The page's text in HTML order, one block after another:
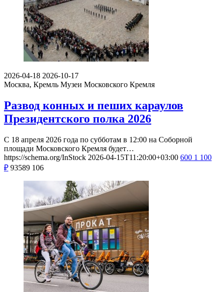
2026-04-18 2026-10-17
Москва, Кремль Музеи Московского Кремля
Развод конных и пеших караулов
Президентского полка 2026
С 18 апреля 2026 года по субботам в 12:00 на Соборной
площади Московского Кремля будет…
https://schema.org/InStock 2026-04-15T11:20:00+03:00 600 1 100
₽ 93589 106